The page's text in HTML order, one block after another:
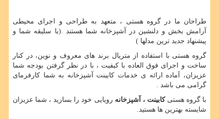
طراحان ما در گروه هستی ، متعهد به طراحی و اجرای محیطی
آرامش بخش و دلنشین در آشپزخانه شما هستند .(با سلیقه شما و
پیشنهاد جدید ترین مدلها )
گروه هستی با استفاده از متریال برند های معروف و نوین، در کنار
ساخت و اجرای فوق العاده با کیفیت ، با در نظر گرفتن بودجه شما
عزیزان، آماده ارائه ی خدمات کابینت آشپزخانه به شما کارفرمای
گرامی می باشد .
با گروه هستیکابینت ، آشپزخانه رویایی خود را بسازید ، شما عزیزان
شایسته بهترین ها هستید.